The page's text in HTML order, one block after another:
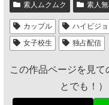
素人ムクムク 素人
カップル ハイビジ
女子校生
独占配信
この作品ページを見
とでも！